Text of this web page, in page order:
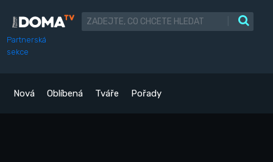
Partnerská
sekce
Nová Oblíbená Tváře Pořady